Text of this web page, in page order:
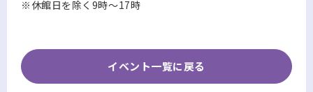
※休館日を除く9時～17時
イベント一覧に戻る